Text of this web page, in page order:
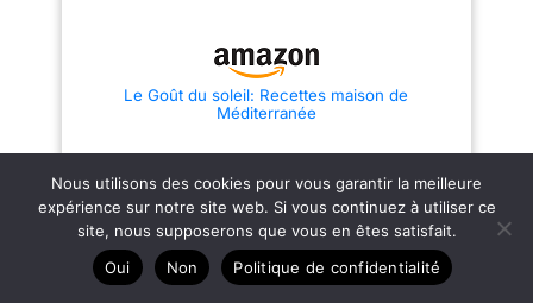
Le Goût du soleil: Recettes maison de
Méditerranée
19,95 €
Nous utilisons des cookies pour vous garantir la meilleure
expérience sur notre site web. Si vous continuez à utiliser ce
site, nous supposerons que vous en êtes satisfait.
Oui
Non Politique de confidentialité